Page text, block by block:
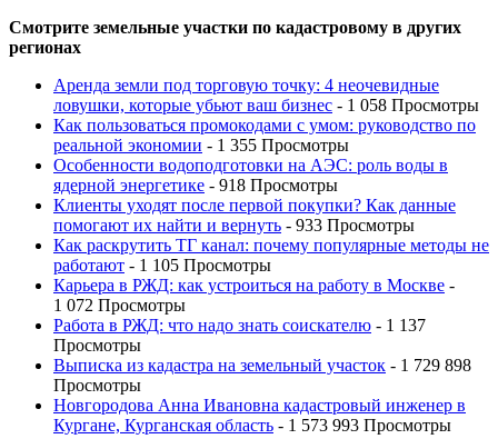
Смотрите земельные участки по кадастровому в других
регионах
Аренда земли под торговую точку: 4 неочевидные
ловушки, которые убьют ваш бизнес - 1 058 Просмотры
Как пользоваться промокодами с умом: руководство по
реальной экономии - 1 355 Просмотры
Особенности водоподготовки на АЭС: роль воды в
ядерной энергетике - 918 Просмотры
Клиенты уходят после первой покупки? Как данные
помогают их найти и вернуть - 933 Просмотры
Как раскрутить ТГ канал: почему популярные методы не
работают - 1 105 Просмотры
Карьера в РЖД: как устроиться на работу в Москве -
1 072 Просмотры
Работа в РЖД: что надо знать соискателю - 1 137
Просмотры
Выписка из кадастра на земельный участок - 1 729 898
Просмотры
Новгородова Анна Ивановна кадастровый инженер в
Кургане, Курганская область - 1 573 993 Просмотры